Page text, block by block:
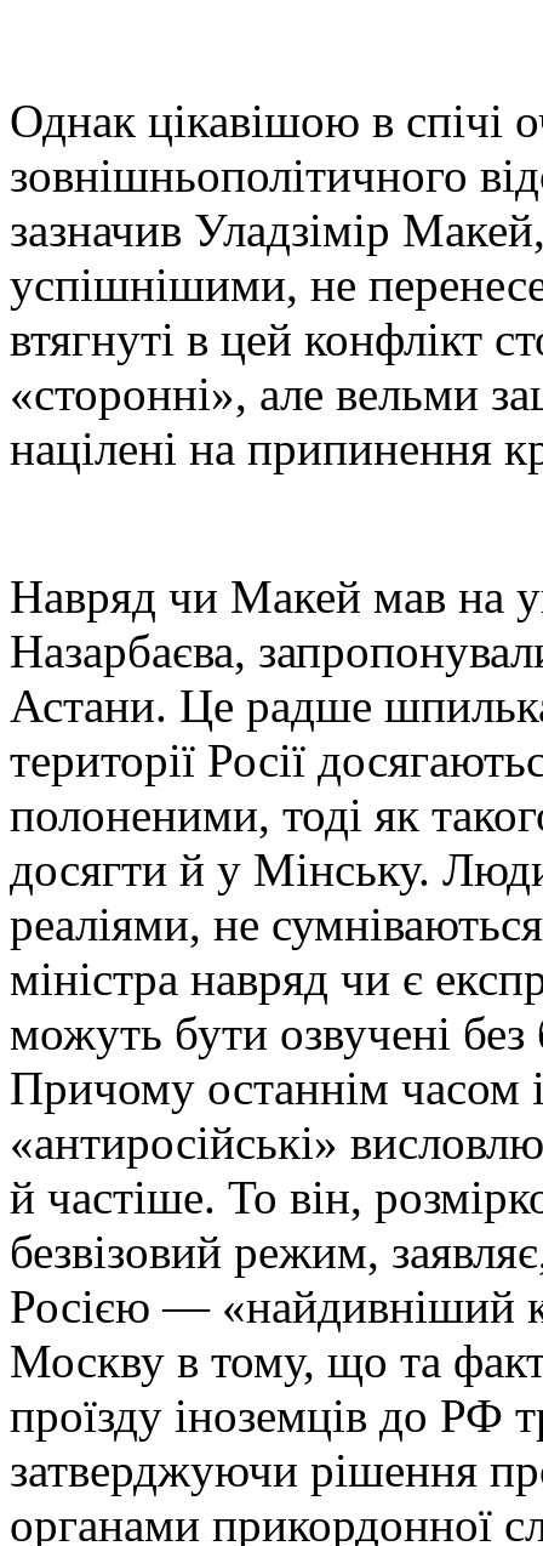
Однак цікавішою в спічі
зовнішньополітичного
зазначив Уладзімір
успішнішими, не
втягнуті в цей конфлікт
«сторонні», але вельми
націлені на припинення
Навряд чи Макей мав на
Назарбаєва,
Астани. Це радше
території Росії
полоненими, тоді як
досягти й у Мінську.
реаліями, не
міністра навряд чи є
можуть бути озвучені
Причому останнім часом
«антиросійські»
й частіше. То він,
безвізовий режим,
Росією — «найдивніший
Москву в тому, що та
проїзду іноземців до РФ
затверджуючи рішення
органами прикордонної